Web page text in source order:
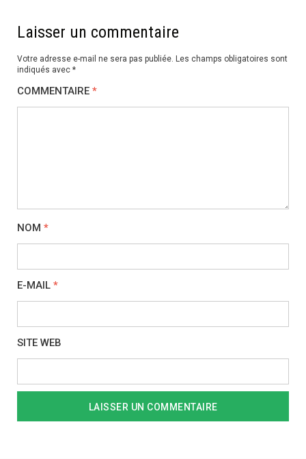
Laisser un commentaire
Votre adresse e-mail ne sera pas publiée. Les champs obligatoires sont
indiqués avec *
COMMENTAIRE *
NOM *
E-MAIL *
SITE WEB